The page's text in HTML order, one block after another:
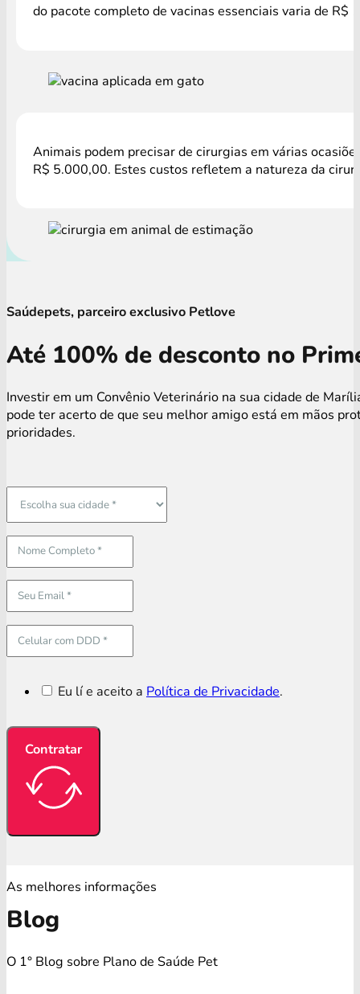
do pacote completo de vacinas essenciais varia de
Animais podem precisar de cirurgias em várias
R$ 5.000,00. Estes custos refletem a natureza da
Saúdepets, parceiro exclusivo Petlove
Até 100% de desconto no
Investir em um Convênio Veterinário na sua cidade de
pode ter acerto de que seu melhor amigo está em mãos
prioridades.
Eu lí e aceito a Política de Privacidade.
Contratar
As melhores informações
Blog
O 1° Blog sobre Plano de Saúde Pet